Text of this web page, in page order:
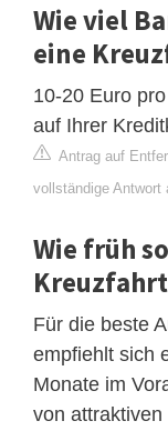
Wie viel
eine
10-20 Euro
auf Ihrer
Antrag auf
vollständige Antwort
Wie früh
Für die beste
empfiehlt sich
Monate im
von